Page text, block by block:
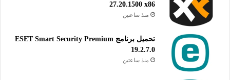
27.20.1500 x86
منذ ساعتين
تحميل برنامج ESET Smart Security Premium
19.2.7.0
منذ ساعتين